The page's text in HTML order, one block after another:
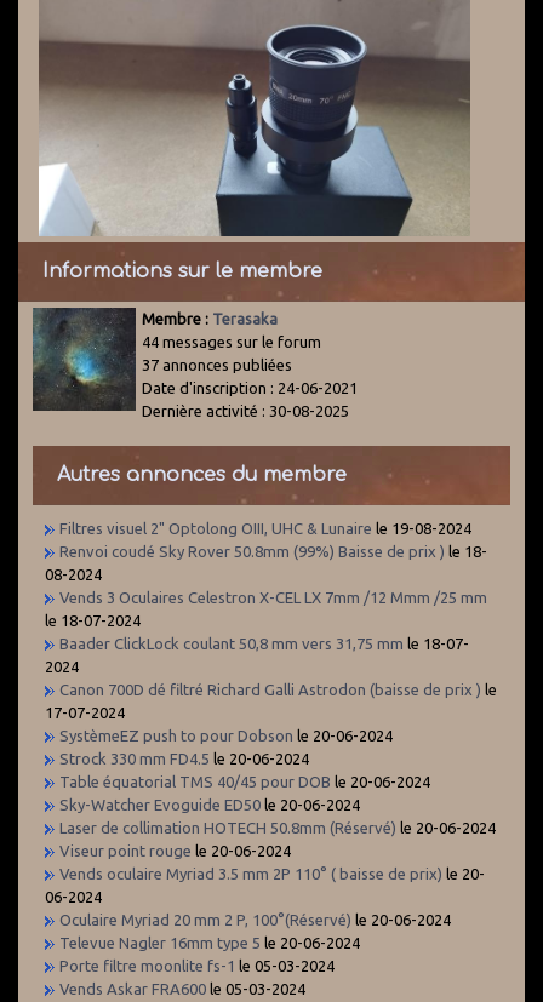
Informations sur le membre
Membre : Terasaka
44 messages sur le forum
37 annonces publiées
Date d'inscription : 24-06-2021
Dernière activité : 30-08-2025
Autres annonces du membre
Filtres visuel 2" Optolong OIII, UHC & Lunaire le 19-08-2024
Renvoi coudé Sky Rover 50.8mm (99%) Baisse de prix ) le 18-
08-2024
Vends 3 Oculaires Celestron X-CEL LX 7mm /12 Mmm /25 mm
le 18-07-2024
Baader ClickLock coulant 50,8 mm vers 31,75 mm le 18-07-
2024
Canon 700D dé filtré Richard Galli Astrodon (baisse de prix ) le
17-07-2024
SystèmeEZ push to pour Dobson le 20-06-2024
Strock 330 mm FD4.5 le 20-06-2024
Table équatorial TMS 40/45 pour DOB le 20-06-2024
Sky-Watcher Evoguide ED50 le 20-06-2024
Laser de collimation HOTECH 50.8mm (Réservé) le 20-06-2024
Viseur point rouge le 20-06-2024
Vends oculaire Myriad 3.5 mm 2P 110° ( baisse de prix) le 20-
06-2024
Oculaire Myriad 20 mm 2 P, 100°(Réservé) le 20-06-2024
Televue Nagler 16mm type 5 le 20-06-2024
Porte filtre moonlite fs-1 le 05-03-2024
Vends Askar FRA600 le 05-03-2024